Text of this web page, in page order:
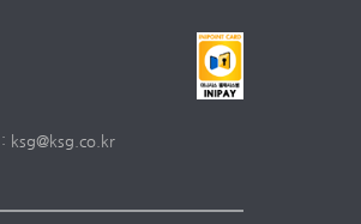
ksg@ksg.co.kr